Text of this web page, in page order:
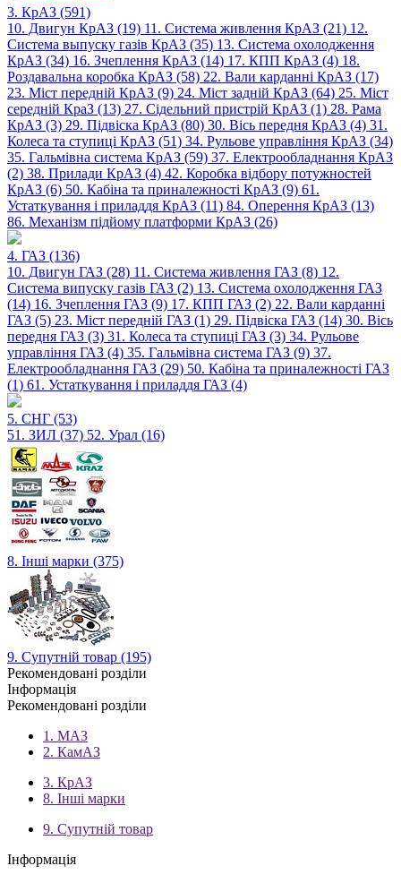
3. КрАЗ (591)
10. Двигун КрАЗ (19) 11. Система живлення КрАЗ (21) 12.
Система выпуску газів КрАЗ (35) 13. Система охолодження
КрАЗ (34) 16. Зчеплення КрАЗ (14) 17. КПП КрАЗ (4) 18.
Роздавальна коробка КрАЗ (58) 22. Вали карданні КрАЗ (17)
23. Міст передній КрАЗ (9) 24. Міст задній КрАЗ (64) 25. Міст
середній КраЗ (13) 27. Сідельний пристрій КрАЗ (1) 28. Рама
КрАЗ (3) 29. Підвіска КрАЗ (80) 30. Вісь передня КрАЗ (4) 31.
Колеса та ступиці КрАЗ (51) 34. Рульове управління КрАЗ (34)
35. Гальмівна система КрАЗ (59) 37. Електрообладнання КрАЗ
(2) 38. Прилади КрАЗ (4) 42. Коробка відбору потужностей
КрАЗ (6) 50. Кабіна та приналежності КрАЗ (9) 61.
Устаткування і приладдя КрАЗ (11) 84. Оперення КрАЗ (13)
86. Механізм підйому платформи КрАЗ (26)
4. ГАЗ (136)
10. Двигун ГАЗ (28) 11. Система живлення ГАЗ (8) 12.
Система випуску газів ГАЗ (2) 13. Система охолодження ГАЗ
(14) 16. Зчеплення ГАЗ (9) 17. КПП ГАЗ (2) 22. Вали карданні
ГАЗ (5) 23. Міст передній ГАЗ (1) 29. Підвіска ГАЗ (14) 30. Вісь
передня ГАЗ (3) 31. Колеса та ступиці ГАЗ (3) 34. Рульове
управління ГАЗ (4) 35. Гальмівна система ГАЗ (9) 37.
Електрообладнання ГАЗ (29) 50. Кабіна та приналежності ГАЗ
(1) 61. Устаткування і приладдя ГАЗ (4)
5. СНГ (53)
51. ЗИЛ (37) 52. Урал (16)
8. Інші марки (375)
9. Супутній товар (195)
Рекомендовані розділи
Інформація
Рекомендовані розділи
1. МАЗ
2. КамАЗ
3. КрАЗ
8. Інші марки
9. Супутній товар
Інформація